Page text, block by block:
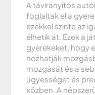
A távirányítós
foglaltak el a
ezekkel szinte az
élhetik át. Ezek a
gyerekeket, hogy
hozhatják
mozgását és a
ügyességet és
közben. A